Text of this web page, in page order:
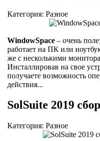
Категория: Разное
WindowSpace – очень
работает на ПК или
же с несколькими
Инсталлировав на свое
получаете возможность
действия...
SolSuite 2019
Категория: Разное